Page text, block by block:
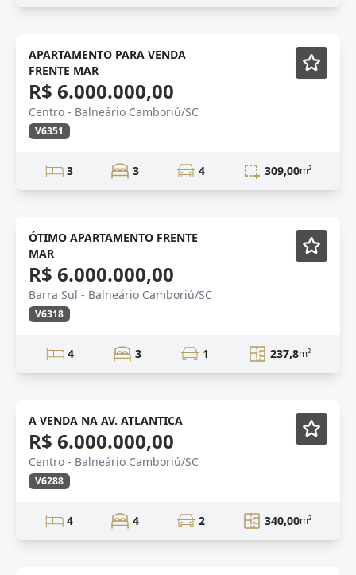
ALTO PADRÃO Mobiliado
APARTAMENTO PARA VENDA
FRENTE MAR
R$ 6.000.000,00
Centro - Balneário Camboriú/SC
V6351
3 3 4 309,00m²
FRENTE MAR Mobiliado
ÓTIMO APARTAMENTO FRENTE
MAR
R$ 6.000.000,00
Barra Sul - Balneário Camboriú/SC
V6318
4 3 1 237,8m²
Mobiliado
A VENDA NA AV. ATLANTICA
R$ 6.000.000,00
Centro - Balneário Camboriú/SC
V6288
4 4 2 340,00m²